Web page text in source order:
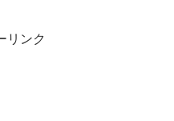
リンク